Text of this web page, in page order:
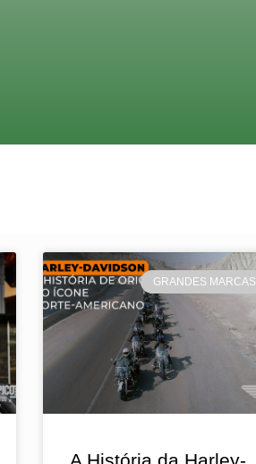
GRANDES MARCAS